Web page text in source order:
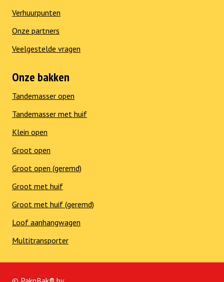
Verhuurpunten
Onze partners
Veelgestelde vragen
Onze bakken
Tandemasser open
Tandemasser met huif
Klein open
Groot open
Groot open (geremd)
Groot met huif
Groot met huif (geremd)
Loof aanhangwagen
Multitransporter